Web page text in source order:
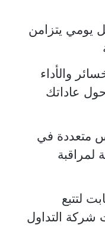
يتزامن
والأداء
عاداتك
متعددة في
لمراقبة
لتتبع
شركة التداول